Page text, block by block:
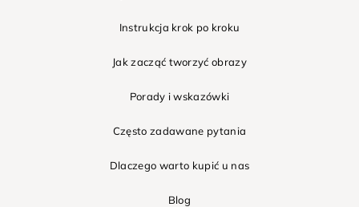
Instrukcja krok po kroku
Jak zacząć tworzyć obrazy
Porady i wskazówki
Często zadawane pytania
Dlaczego warto kupić u nas
Blog